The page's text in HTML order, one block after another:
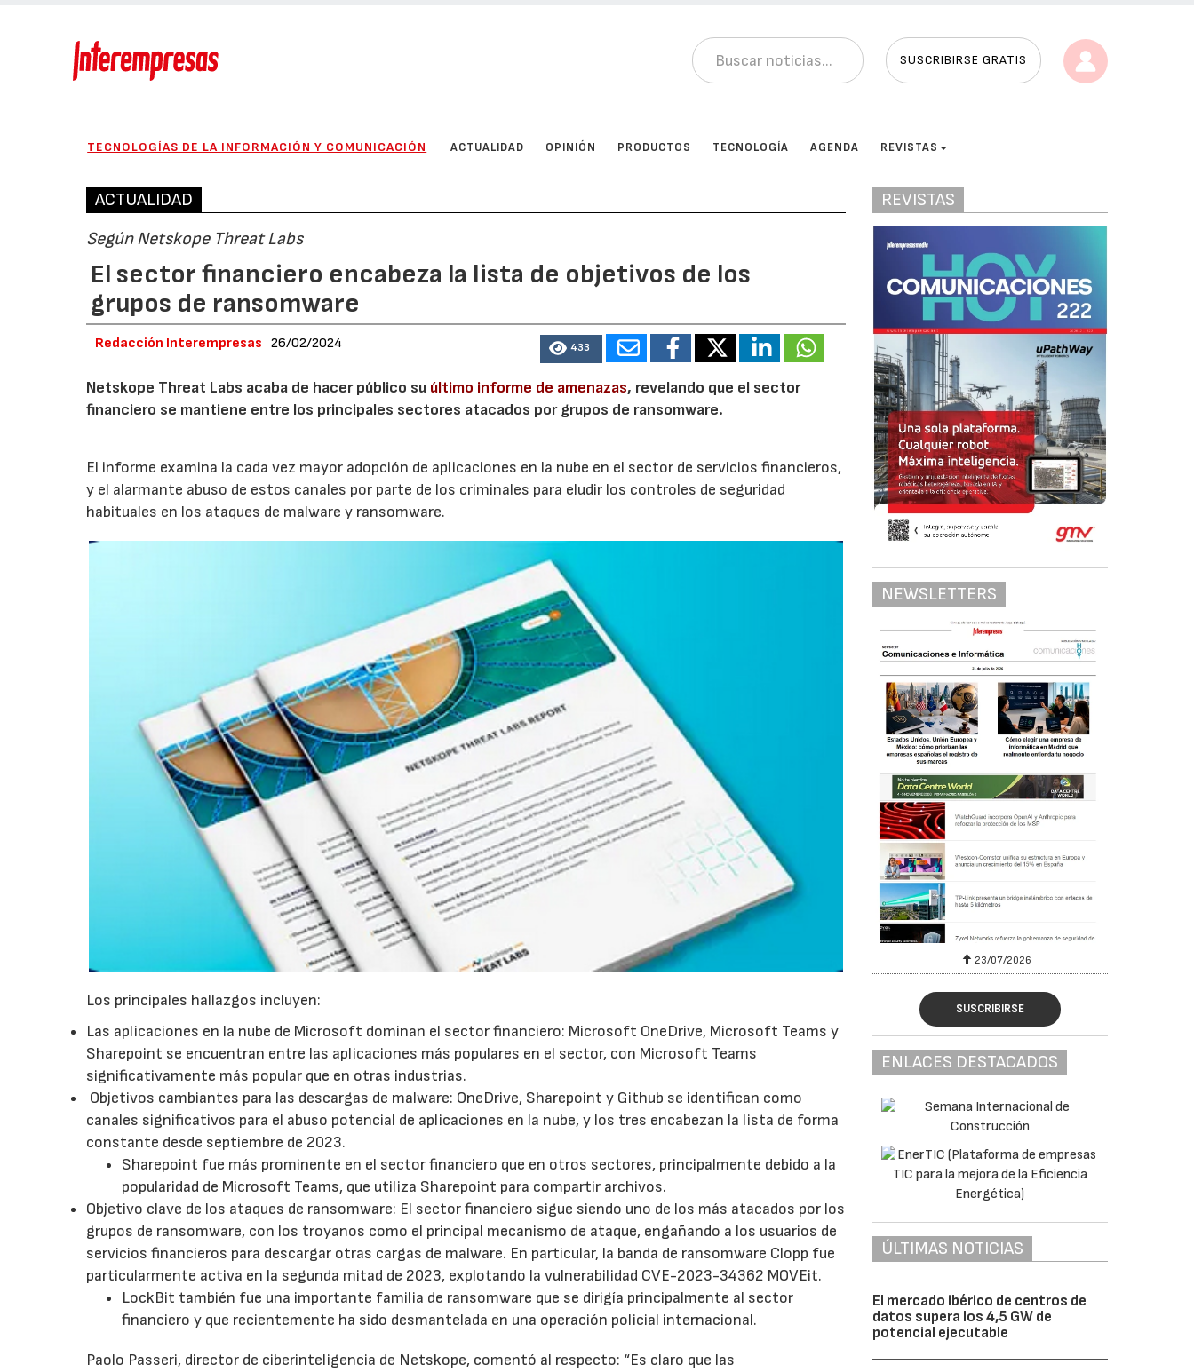
SUSCRIBIRSE GRATIS
TECNOLOGÍAS DE LA INFORMACIÓN Y COMUNICACIÓN ACTUALIDAD OPINIÓN PRODUCTOS TECNOLOGÍA AGENDA REVISTAS
ACTUALIDAD
Según Netskope Threat Labs
El sector financiero encabeza la lista de objetivos de los
grupos de ransomware
Redacción Interempresas 26/02/2024 433
Netskope Threat Labs acaba de hacer público su último informe de amenazas, revelando que el sector
financiero se mantiene entre los principales sectores atacados por grupos de ransomware.
El informe examina la cada vez mayor adopción de aplicaciones en la nube en el sector de servicios financieros,
y el alarmante abuso de estos canales por parte de los criminales para eludir los controles de seguridad
habituales en los ataques de malware y ransomware.
Los principales hallazgos incluyen:
Las aplicaciones en la nube de Microsoft dominan el sector financiero: Microsoft OneDrive, Microsoft Teams y
Sharepoint se encuentran entre las aplicaciones más populares en el sector, con Microsoft Teams
significativamente más popular que en otras industrias.
Objetivos cambiantes para las descargas de malware: OneDrive, Sharepoint y Github se identifican como
canales significativos para el abuso potencial de aplicaciones en la nube, y los tres encabezan la lista de forma
constante desde septiembre de 2023.
Sharepoint fue más prominente en el sector financiero que en otros sectores, principalmente debido a la
popularidad de Microsoft Teams, que utiliza Sharepoint para compartir archivos.
Objetivo clave de los ataques de ransomware: El sector financiero sigue siendo uno de los más atacados por los
grupos de ransomware, con los troyanos como el principal mecanismo de ataque, engañando a los usuarios de
servicios financieros para descargar otras cargas de malware. En particular, la banda de ransomware Clopp fue
particularmente activa en la segunda mitad de 2023, explotando la vulnerabilidad CVE-2023-34362 MOVEit.
LockBit también fue una importante familia de ransomware que se dirigía principalmente al sector
financiero y que recientemente ha sido desmantelada en una operación policial internacional.
Paolo Passeri, director de ciberinteligencia de Netskope, comentó al respecto: “Es claro que las
REVISTAS
NEWSLETTERS
23/07/2026 23/07/2026
SUSCRIBIRSE
ENLACES DESTACADOS
ÚLTIMAS NOTICIAS
El mercado ibérico de centros de
datos supera los 4,5 GW de
potencial ejecutable